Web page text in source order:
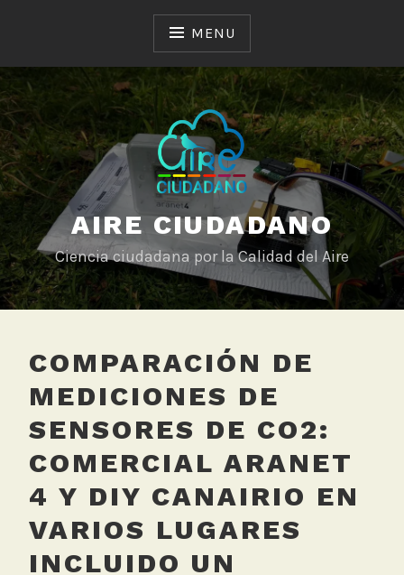
MENU
AIRE CIUDADANO
Ciencia ciudadana por la Calidad del Aire
COMPARACIÓN DE
MEDICIONES DE
SENSORES DE CO2:
COMERCIAL ARANET
4 Y DIY CANAIRIO EN
VARIOS LUGARES
INCLUIDO UN